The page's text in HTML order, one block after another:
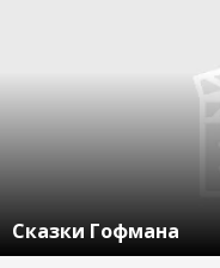
Сказки Гофмана